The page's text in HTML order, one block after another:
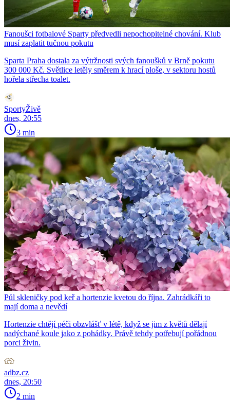
Fanoušci fotbalové Sparty předvedli nepochopitelné chování. Klub
musí zaplatit tučnou pokutu
Sparta Praha dostala za výtržnosti svých fanoušků v Brně pokutu
300 000 Kč. Světlice letěly směrem k hrací ploše, v sektoru hostů
hořela střecha toalet.
SportyŽivě
dnes, 20:55
3 min
Půl skleničky pod keř a hortenzie kvetou do října. Zahrádkáři to
mají doma a nevědí
Hortenzie chtějí péči obzvlášť v létě, když se jim z květů dělají
nadýchané koule jako z pohádky. Právě tehdy potřebují pořádnou
porci živin.
adbz.cz
dnes, 20:50
2 min